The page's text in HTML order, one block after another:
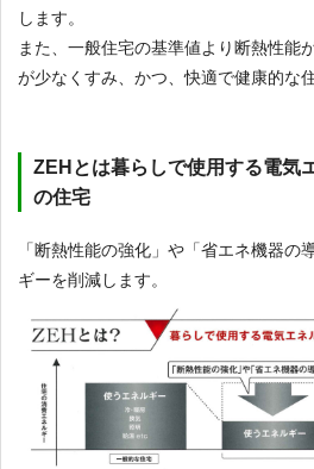
します。
また、一般住宅の基準値より断熱性能
が少なくすみ、かつ、快適で健康的な
ZEHとは暮らしで使用する電気
の住宅
「断熱性能の強化」や「省エネ機器の
ギーを削減します。